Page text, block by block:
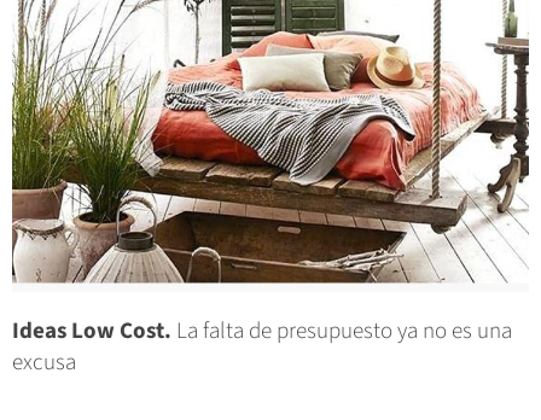
Ideas Low Cost. La falta de presupuesto ya no es una
excusa